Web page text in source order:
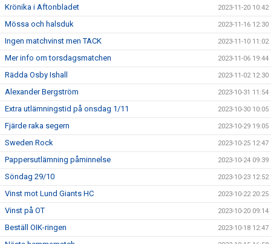
Krönika i Aftonbladet 2023-11-20 10:42
Mössa och halsduk 2023-11-16 12:30
Ingen matchvinst men TACK 2023-11-10 11:02
Mer info om torsdagsmatchen 2023-11-06 19:44
Rädda Osby Ishall 2023-11-02 12:30
Alexander Bergström 2023-10-31 11:54
Extra utlämningstid på onsdag 1/11 2023-10-30 10:05
Fjärde raka segern 2023-10-29 19:05
Sweden Rock 2023-10-25 12:47
Pappersutlämning påminnelse 2023-10-24 09:39
Söndag 29/10 2023-10-23 12:52
Vinst mot Lund Giants HC 2023-10-22 20:25
Vinst på OT 2023-10-20 09:14
Beställ OIK-ringen 2023-10-18 12:47